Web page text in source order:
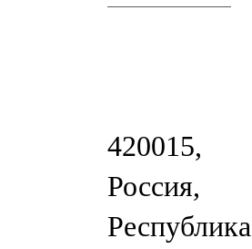
420015,
Россия,
Республика